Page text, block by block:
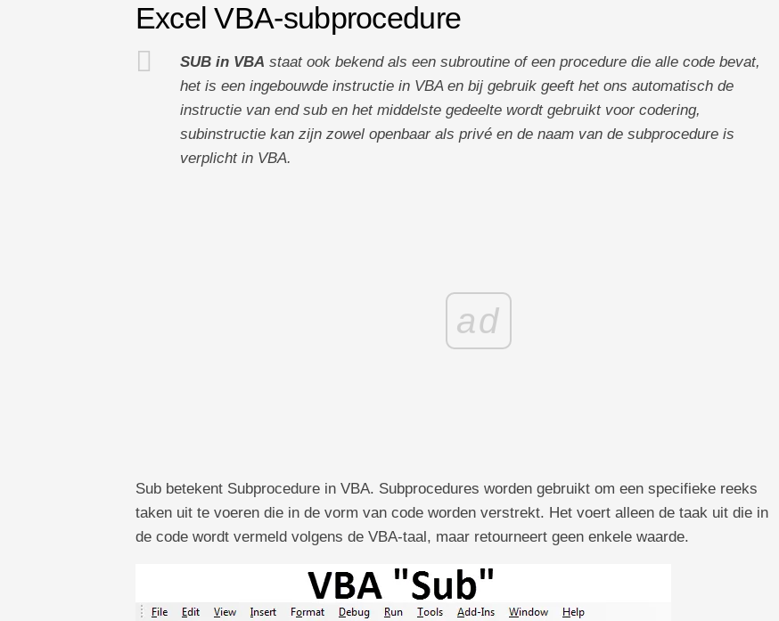
Excel VBA-subprocedure
SUB in VBA staat ook bekend als een subroutine of een procedure die alle code bevat,
het is een ingebouwde instructie in VBA en bij gebruik geeft het ons automatisch de
instructie van end sub en het middelste gedeelte wordt gebruikt voor codering,
subinstructie kan zijn zowel openbaar als privé en de naam van de subprocedure is
verplicht in VBA.
ad
Sub betekent Subprocedure in VBA. Subprocedures worden gebruikt om een ​​specifieke reeks
taken uit te voeren die in de vorm van code worden verstrekt. Het voert alleen de taak uit die in
de code wordt vermeld volgens de VBA-taal, maar retourneert geen enkele waarde.